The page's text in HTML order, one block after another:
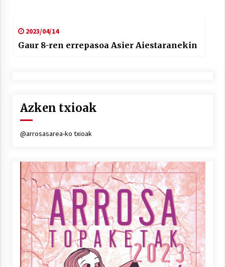
2023/04/14
Gaur 8-ren errepasoa Asier Aiestaranekin
Azken txioak
@arrosasarea-ko txioak